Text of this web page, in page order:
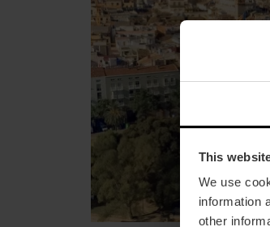
This
We use
information
other